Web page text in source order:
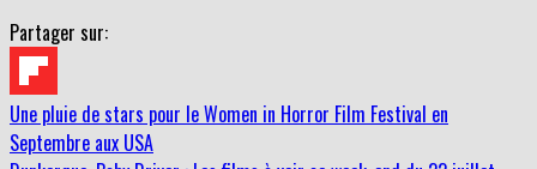
Partager sur:
Une pluie de stars pour le Women in Horror Film Festival en
Septembre aux USA